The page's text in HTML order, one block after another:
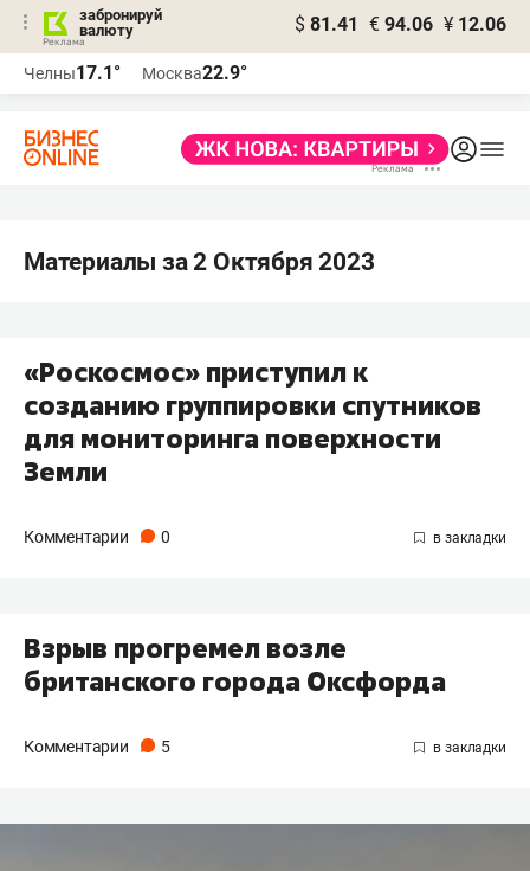
забронируй
валюту
$ 81.41 € 94.06 ¥ 12.06
Челны17.1° Москва22.9°
Материалы за 2 Октября 2023
«Роскосмос» приступил к
созданию группировки спутников
для мониторинга поверхности
Земли
Комментарии 0
Взрыв прогремел возле
британского города Оксфорда
Комментарии 5